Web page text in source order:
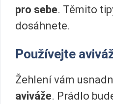
pro sebe. Těmito
dosáhnete.
Používejte
Žehlení vám
aviváže. Prádlo